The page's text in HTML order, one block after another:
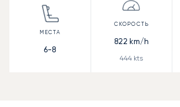
6-8
822 km/h
444 kts